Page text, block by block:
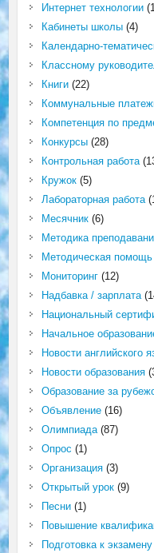
Интернет технологии
Кабинеты школы(4)
Календарно-
Классному
Книги(22)
Коммунальные
Компетенция по
Конкурсы(28)
Контрольная работа
Кружок(5)
Лабораторная работа
Месячник(6)
Методика
Методическая помощь
Мониторинг(12)
Надбавка / зарплата
Национальный
Начальное
Новости английского
Новости образования
Образование за
Объявление(16)
Олимпиада(87)
Опрос (1)
Организация(3)
Открытый урок(9)
Песни(1)
Повышение
Подготовка к экзамену